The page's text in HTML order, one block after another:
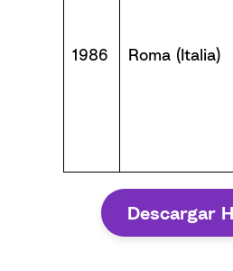
1986 Roma (Italia)
Descargar